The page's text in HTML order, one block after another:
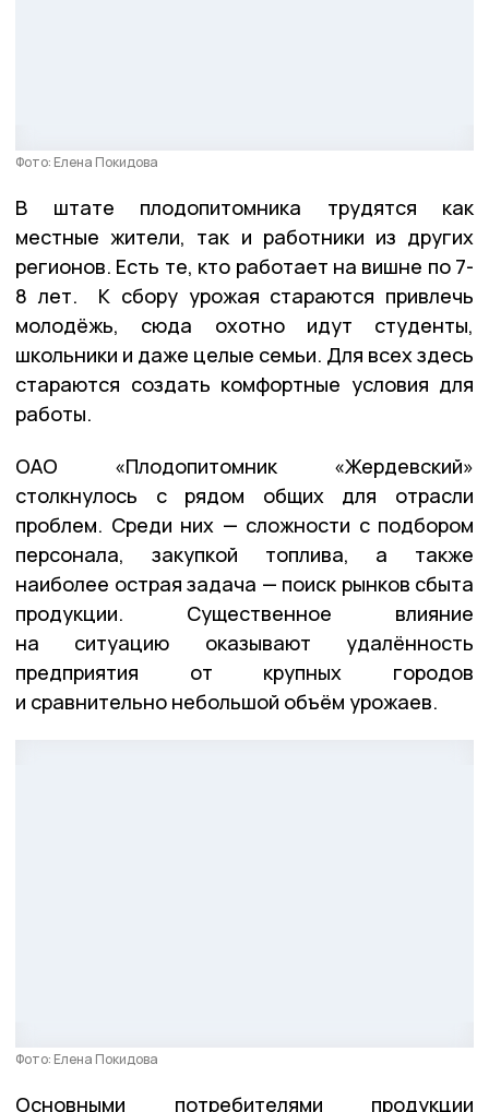
Фото: Елена Покидова
В штате плодопитомника трудятся как
местные жители, так и работники из других
регионов. Есть те, кто работает на вишне по 7-
8 лет. К сбору урожая стараются привлечь
молодёжь, сюда охотно идут студенты,
школьники и даже целые семьи. Для всех здесь
стараются создать комфортные условия для
работы.
ОАО «Плодопитомник «Жердевский»
столкнулось с рядом общих для отрасли
проблем. Среди них — сложности с подбором
персонала, закупкой топлива, а также
наиболее острая задача — поиск рынков сбыта
продукции. Существенное влияние
на ситуацию оказывают удалённость
предприятия от крупных городов
и сравнительно небольшой объём урожаев.
Фото: Елена Покидова
Основными потребителями продукции